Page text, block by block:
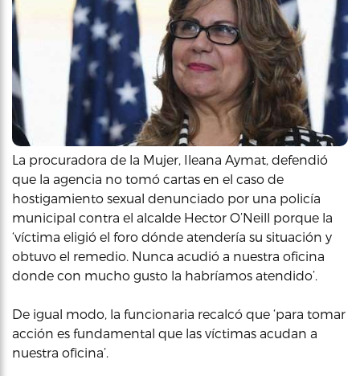
La procuradora de la Mujer, Ileana Aymat, defendió
que la agencia no tomó cartas en el caso de
hostigamiento sexual denunciado por una policía
municipal contra el alcalde Hector O’Neill porque la
‘víctima eligió el foro dónde atendería su situación y
obtuvo el remedio. Nunca acudió a nuestra oficina
donde con mucho gusto la habríamos atendido’.
De igual modo, la funcionaria recalcó que ‘para tomar
acción es fundamental que las víctimas acudan a
nuestra oficina’.